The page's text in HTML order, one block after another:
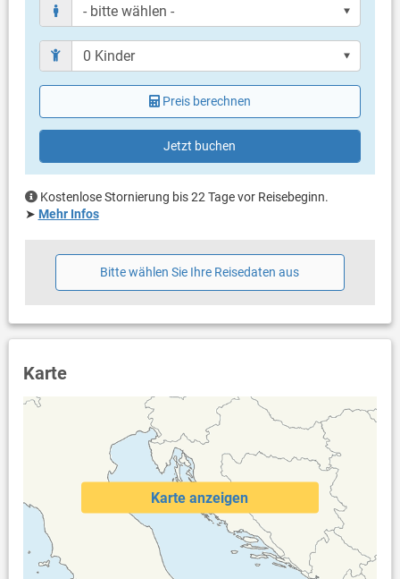
Weitere Informationen
Grillen nicht erlaubt
Parkplatz beim Haus in ca. 10 Meter Entfernung
Klimaanlage im Preis inklusive
Eigentümer lebt im gleichen Haus
Bettwäsche vorhanden
Handtücher vorhanden
Internet per WLAN
Preis berechnen
Jetzt buchen
Kostenlose Stornierung bis 22 Tage vor Reisebeginn.
➤ Mehr Infos
Bitte wählen Sie Ihre Reisedaten aus
Karte
Karte anzeigen